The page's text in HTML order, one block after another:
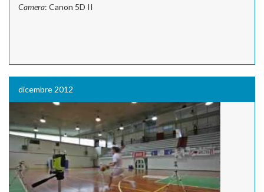
Camera: Canon 5D II
dicembre 2012